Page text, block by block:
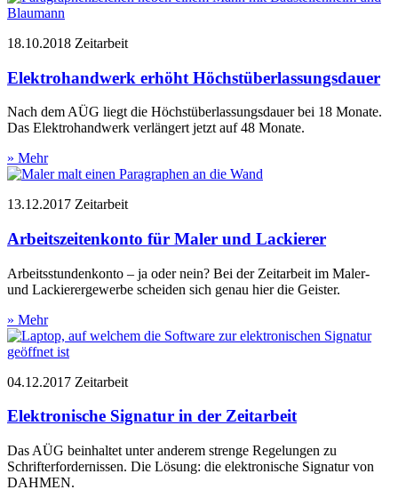
18.10.2018 Zeitarbeit
Elektrohandwerk erhöht Höchstüberlassungsdauer
Nach dem AÜG liegt die Höchstüberlassungsdauer bei 18 Monate.
Das Elektrohandwerk verlängert jetzt auf 48 Monate.
» Mehr
13.12.2017 Zeitarbeit
Arbeitszeitenkonto für Maler und Lackierer
Arbeitsstundenkonto – ja oder nein? Bei der Zeitarbeit im Maler-
und Lackierergewerbe scheiden sich genau hier die Geister.
» Mehr
04.12.2017 Zeitarbeit
Elektronische Signatur in der Zeitarbeit
Das AÜG beinhaltet unter anderem strenge Regelungen zu
Schrifterfordernissen. Die Lösung: die elektronische Signatur von
DAHMEN.